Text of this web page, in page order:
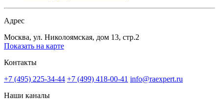
Адрес
Москва, ул. Николоямская, дом 13, стр.2
Показать на карте
Контакты
+7 (495) 225-34-44 +7 (499) 418-00-41 info@raexpert.ru
Наши каналы